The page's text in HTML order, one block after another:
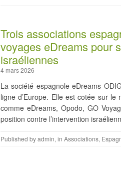
Trois associations
voyages eDreams pour
israéliennes
4 mars 2026
La société espagnole eDreams
ligne d’Europe. Elle est cotée sur
comme eDreams, Opodo, GO
position contre l’intervention
Published byadmin, in Associations,